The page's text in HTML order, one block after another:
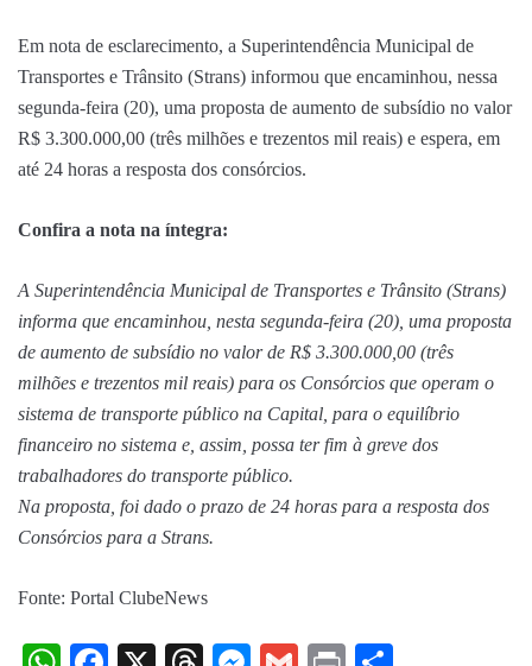
Em nota de esclarecimento, a Superintendência Municipal de
Transportes e Trânsito (Strans) informou que encaminhou, nessa
segunda-feira (20), uma proposta de aumento de subsídio no valor
R$ 3.300.000,00 (três milhões e trezentos mil reais) e espera, em
até 24 horas a resposta dos consórcios.
Confira a nota na íntegra:
A Superintendência Municipal de Transportes e Trânsito (Strans)
informa que encaminhou, nesta segunda-feira (20), uma proposta
de aumento de subsídio no valor de R$ 3.300.000,00 (três
milhões e trezentos mil reais) para os Consórcios que operam o
sistema de transporte público na Capital, para o equilíbrio
financeiro no sistema e, assim, possa ter fim à greve dos
trabalhadores do transporte público.
Na proposta, foi dado o prazo de 24 horas para a resposta dos
Consórcios para a Strans.
Fonte: Portal ClubeNews